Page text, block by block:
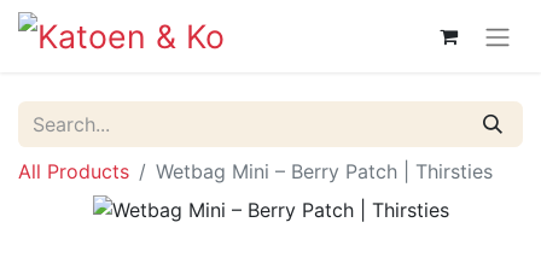
All Products Wetbag Mini – Berry Patch | Thirsties